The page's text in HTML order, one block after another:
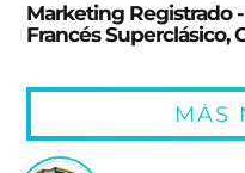
Marketing Registrado
Francés Superclásico,
MÁS